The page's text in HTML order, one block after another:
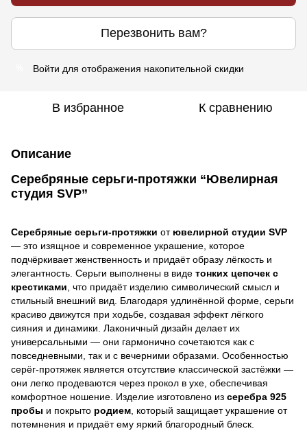
Перезвонить вам?
Войти для отображения накопительной скидки
В избранное К сравнению
Описание
Серебряные серьги-протяжки “Ювелирная
студия SVP”
Серебряные серьги-протяжки от ювелирной студии SVP
— это изящное и современное украшение, которое
подчёркивает женственность и придаёт образу лёгкость и
элегантность. Серьги выполнены в виде тонких цепочек с
крестиками, что придаёт изделию символический смысл и
стильный внешний вид. Благодаря удлинённой форме, серьги
красиво движутся при ходьбе, создавая эффект лёгкого
сияния и динамики. Лаконичный дизайн делает их
универсальными — они гармонично сочетаются как с
повседневными, так и с вечерними образами. Особенностью
серёг-протяжек является отсутствие классической застёжки —
они легко продеваются через прокол в ухе, обеспечивая
комфортное ношение. Изделие изготовлено из серебра 925
пробы и покрыто родием, который защищает украшение от
потемнения и придаёт ему яркий благородный блеск.